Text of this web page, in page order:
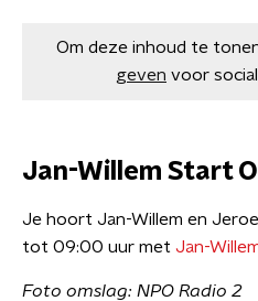
Om deze inhoud te
geven voor
Jan-Willem Start
Je hoort Jan-Willem en
tot 09:00 uur met Jan-
Foto omslag: NPO Radio 2